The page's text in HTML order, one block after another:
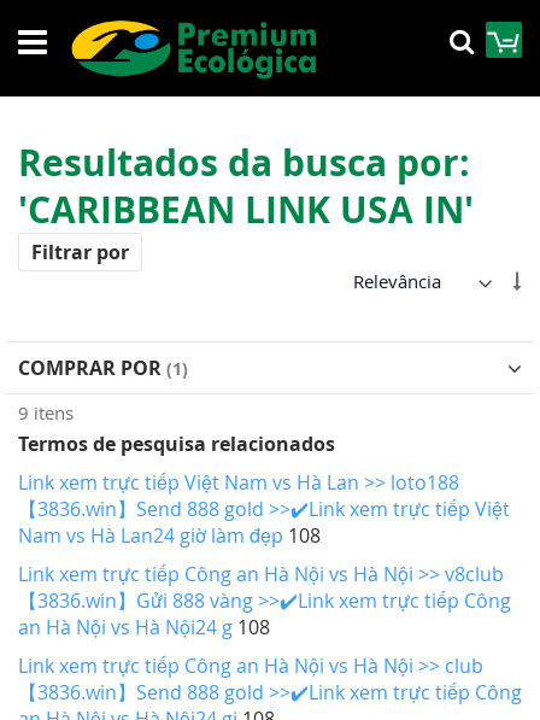
para
o
Resultados da busca por:
'CARIBBEAN LINK USA IN'
9 itens
Termos de pesquisa relacionados
Link xem trực tiếp Việt Nam vs Hà Lan >> loto188
【3836.win】Send 888 gold >>✔️Link xem trực tiếp Việt
Nam vs Hà Lan24 giờ làm đẹp 108
Link xem trực tiếp Công an Hà Nội vs Hà Nội >> v8club
【3836.win】Gửi 888 vàng >>✔️Link xem trực tiếp Công
an Hà Nội vs Hà Nội24 g 108
Link xem trực tiếp Công an Hà Nội vs Hà Nội >> club
【3836.win】Send 888 gold >>✔️Link xem trực tiếp Công
Filtrar por
COMPRAR POR